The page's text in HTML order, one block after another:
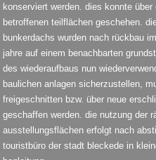
konserviert werden. dies konnte
betroffenen teilflächen geschehen.
bunkerdachs wurden nach rückbau
jahre auf einem benachbarten
des wiederaufbaus nun
baulichen anlagen sicherzustellen,
freigeschnitten bzw. über neue
geschaffen werden. die nutzung der
ausstellungsflächen erfolgt nach
touristbüro der stadt bleckede in